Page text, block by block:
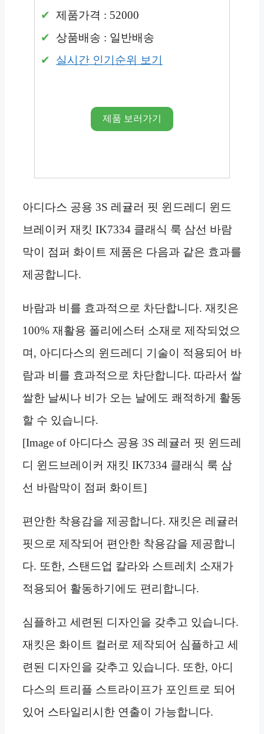
제품가격 : 52000
상품배송 : 일반배송
실시간 인기순위 보기
제품 보러가기
아디다스 공용 3S 레귤러 핏 윈드레디 윈드
브레이커 재킷 IK7334 클래식 룩 삼선 바람
막이 점퍼 화이트 제품은 다음과 같은 효과를
제공합니다.
바람과 비를 효과적으로 차단합니다. 재킷은
100% 재활용 폴리에스터 소재로 제작되었으
며, 아디다스의 윈드레디 기술이 적용되어 바
람과 비를 효과적으로 차단합니다. 따라서 쌀
쌀한 날씨나 비가 오는 날에도 쾌적하게 활동
할 수 있습니다.
[Image of 아디다스 공용 3S 레귤러 핏 윈드레
디 윈드브레이커 재킷 IK7334 클래식 룩 삼
선 바람막이 점퍼 화이트]
편안한 착용감을 제공합니다. 재킷은 레귤러
핏으로 제작되어 편안한 착용감을 제공합니
다. 또한, 스탠드업 칼라와 스트레치 소재가
적용되어 활동하기에도 편리합니다.
심플하고 세련된 디자인을 갖추고 있습니다.
재킷은 화이트 컬러로 제작되어 심플하고 세
련된 디자인을 갖추고 있습니다. 또한, 아디
다스의 트리플 스트라이프가 포인트로 되어
있어 스타일리시한 연출이 가능합니다.